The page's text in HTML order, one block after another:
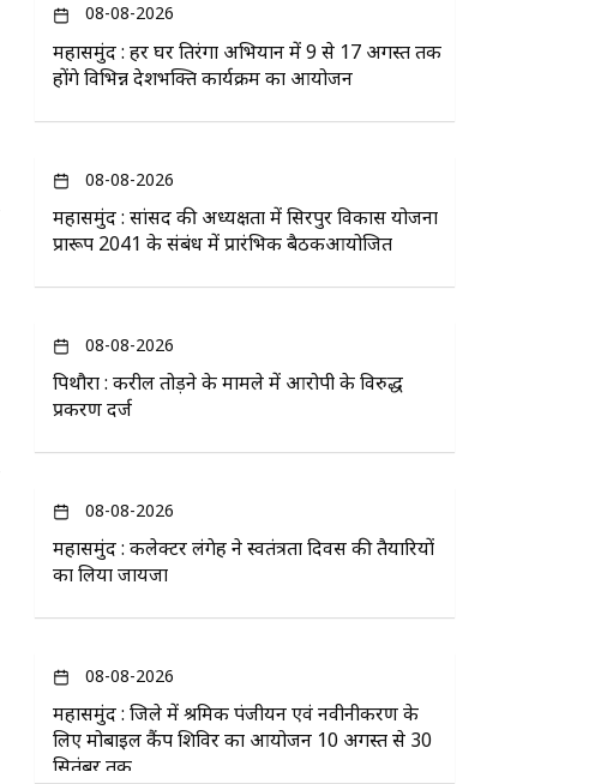
08-08-2026
महासमुंद : हर घर तिरंगा अभियान में 9 से 17 अगस्त तक
होंगे विभिन्न देशभक्ति कार्यक्रम का आयोजन
08-08-2026
महासमुंद : सांसद की अध्यक्षता में सिरपुर विकास योजना
प्रारूप 2041 के संबंध में प्रारंभिक बैठकआयोजित
08-08-2026
पिथौरा : करील तोड़ने के मामले में आरोपी के विरुद्ध
प्रकरण दर्ज
08-08-2026
महासमुंद : कलेक्टर लंगेह ने स्वतंत्रता दिवस की तैयारियों
का लिया जायजा
08-08-2026
महासमुंद : जिले में श्रमिक पंजीयन एवं नवीनीकरण के
लिए मोबाइल कैंप शिविर का आयोजन 10 अगस्त से 30
सितंबर तक